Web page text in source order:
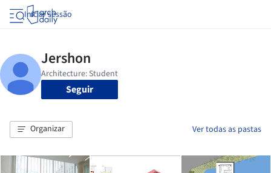
Iniciar sessão
Seguir
Organizar Ver todas as pastas